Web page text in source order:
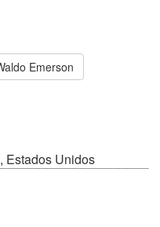
Emerson
Estados Unidos